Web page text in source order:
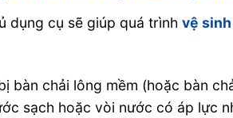
dụng cụ sẽ giúp quá trìnhvệ
bàn chải lông mềm (hoặc bàn
sạch hoặc vòi nước có áp lực